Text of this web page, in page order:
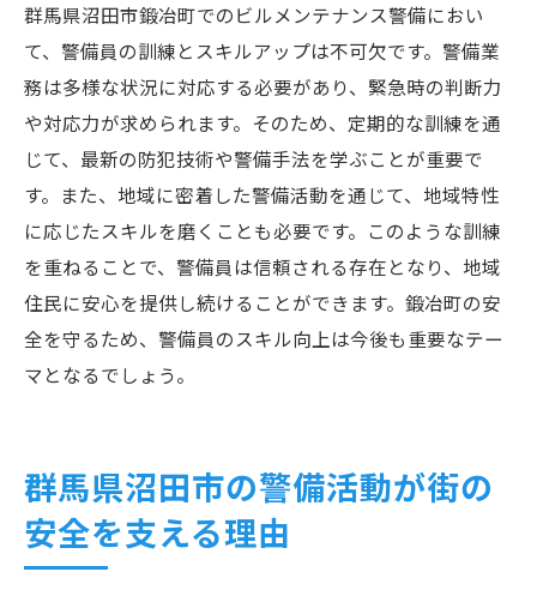
群馬県沼田市鍛冶町でのビルメンテナンス警備におい
て、警備員の訓練とスキルアップは不可欠です。警備業
務は多様な状況に対応する必要があり、緊急時の判断力
や対応力が求められます。そのため、定期的な訓練を通
じて、最新の防犯技術や警備手法を学ぶことが重要で
す。また、地域に密着した警備活動を通じて、地域特性
に応じたスキルを磨くことも必要です。このような訓練
を重ねることで、警備員は信頼される存在となり、地域
住民に安心を提供し続けることができます。鍛冶町の安
全を守るため、警備員のスキル向上は今後も重要なテー
マとなるでしょう。
群馬県沼田市の警備活動が街の
安全を支える理由